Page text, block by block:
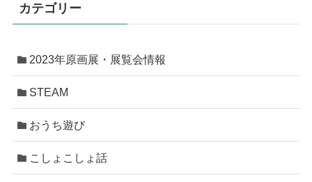
カテゴリー
2023年原画展・展覧会情報
STEAM
おうち遊び
こしょこしょ話